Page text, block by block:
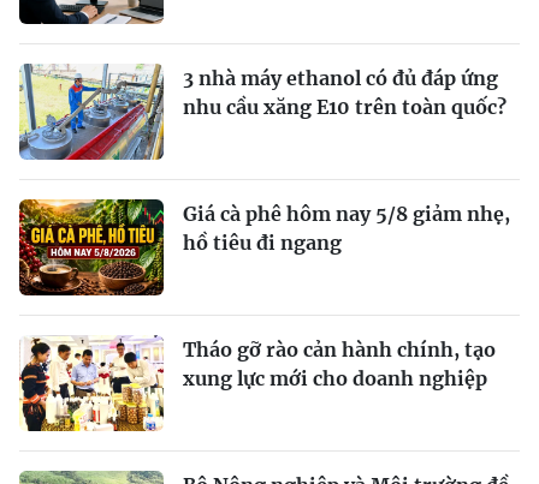
3 nhà máy ethanol có đủ đáp ứng
nhu cầu xăng E10 trên toàn quốc?
Giá cà phê hôm nay 5/8 giảm nhẹ,
hồ tiêu đi ngang
Tháo gỡ rào cản hành chính, tạo
xung lực mới cho doanh nghiệp